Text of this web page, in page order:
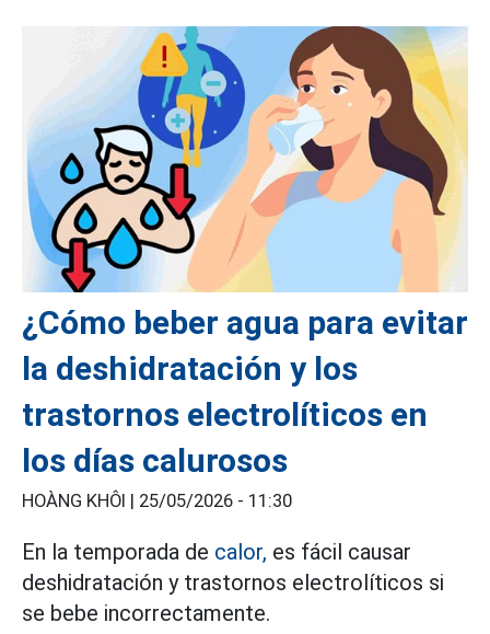
¿Cómo beber agua para evitar
la deshidratación y los
trastornos electrolíticos en
los días calurosos
HOÀNG KHÔI | 25/05/2026 - 11:30
En la temporada de calor, es fácil causar
deshidratación y trastornos electrolíticos si
se bebe incorrectamente.